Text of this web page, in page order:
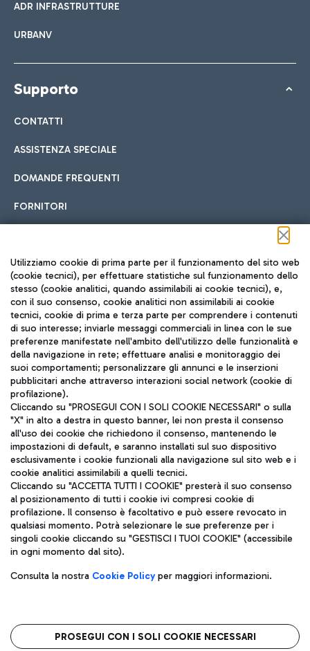
ADR INFRASTRUTTURE
URBANV
Supporto
CONTATTI
ASSISTENZA SPECIALE
DOMANDE FREQUENTI
FORNITORI
Seguici sui social
TRAVEL JOURNAL
ITA
Aeroporti di Roma S.p.A. - Società soggetta a direzione e
coordinamento di Mundys S.p.A.
Codice fiscale e Registro delle Imprese di Roma 13032990155 P.
IVA 06572251004
Capitale sociale 62.224.743,00 int. vers.
Sede legale: Via Pier Paolo Racchetti 1 - 00054 Fiumicino (RM)
telefono +39 06 65951
Privacy policy
Note legali
Roma FCO
L'aeroporto stellato
Utilizziamo cookie di prima parte per il funzionamento del sito web
(cookie tecnici), per effettuare statistiche sul funzionamento dello
stesso (cookie analitici, quando assimilabili ai cookie tecnici), e,
con il suo consenso, cookie analitici non assimilabili ai cookie
tecnici, cookie di prima e terza parte per comprendere i contenuti
di suo interesse; inviarle messaggi commerciali in linea con le sue
preferenze manifestate nell'ambito dell'utilizzo delle funzionalità e
della navigazione in rete; effettuare analisi e monitoraggio dei
suoi comportamenti; personalizzare gli annunci e le inserzioni
pubblicitari anche attraverso interazioni social network (cookie di
profilazione).
Cliccando su "PROSEGUI CON I SOLI COOKIE NECESSARI" o sulla
"X" in alto a destra in questo banner, lei non presta il consenso
all'uso dei cookie che richiedono il consenso, mantenendo le
impostazioni di default, e saranno installati sul suo dispositivo
esclusivamente i cookie funzionali alla navigazione sul sito web e i
cookie analitici assimilabili a quelli tecnici.
Cliccando su "ACCETTA TUTTI I COOKIE" presterà il suo consenso
al posizionamento di tutti i cookie ivi compresi cookie di
profilazione. Il consenso è facoltativo e può essere revocato in
qualsiasi momento. Potrà selezionare le sue preferenze per i
singoli cookie cliccando su "GESTISCI I TUOI COOKIE" (accessibile
in ogni momento dal sito).
Consulta la nostra Cookie Policyper maggiori informazioni.
PROSEGUI CON I SOLI COOKIE NECESSARI